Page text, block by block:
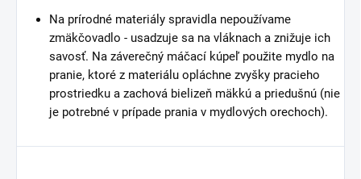
Na prírodné materiály spravidla nepoužívame
zmäkčovadlo - usadzuje sa na vláknach a znižuje ich
savosť. Na záverečný máčací kúpeľ použite mydlo na
pranie, ktoré z materiálu opláchne zvyšky pracieho
prostriedku a zachová bielizeň mäkkú a priedušnú (nie
je potrebné v prípade prania v mydlových orechoch).